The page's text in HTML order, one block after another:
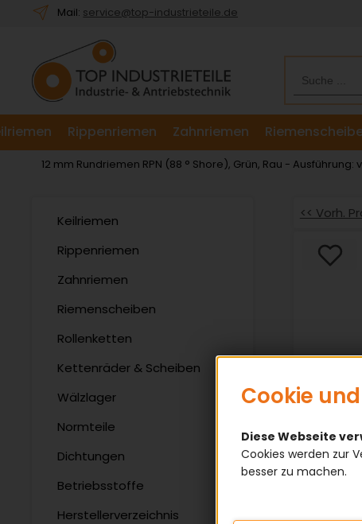
Willkommen.
für
das
Barrierefreiheitsmenü
Mail: service@top-industrieteile.de
Rippenriemen Zahnriemen
12 mm Rundriemen RPN (88 ° Shore), Grün, Rau -
Keilriemen
Rippenriemen
Zahnriemen
Riemenscheiben
Rollenketten
Kettenräder & Scheiben
Wälzlager
Normteile
Dichtungen
Betriebsstoffe
Herstellerverzeichnis
<< Vorh.
Cookie
Diese Webseite
Cookies werden zur
besser zu machen.